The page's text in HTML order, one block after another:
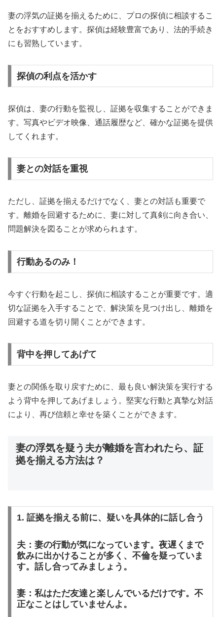
妻の浮気の証拠を揃えるために、プロの探偵に相談するこ
とをおすすめします。探偵は経験豊富であり、法的手続き
にも習熟しています。
探偵の利点を活かす
探偵は、妻の行動を監視し、証拠を収集することができま
す。写真やビデオ映像、通話履歴など、確かな証拠を提供
してくれます。
妻との対話を重視
ただし、証拠を揃えるだけでなく、妻との対話も重要で
す。離婚を回避するために、妻に対して真剣に向き合い、
問題解決を図ることが求められます。
行動あるのみ！
今すぐ行動を起こし、探偵に相談することが重要です。適
切な証拠を入手することで、解決策を見つけ出し、離婚を
回避する道を切り開くことができます。
背中を押してあげて
妻との関係を取り戻すために、最も良い解決策を実行する
よう背中を押してあげましょう。堅実な行動と真摯な対話
により、再び信頼と幸せを築くことができます。
妻の浮気を疑う夫が離婚を言われたら、証
拠を揃える方法は？
1. 証拠を揃える前に、疑いを具体的に話し合う
夫：妻の行動が気になっています。夜遅くまで
飲みに出かけることが多く、不倫を疑っていま
す。話し合ってみましょう。
妻：私はただ友達と楽しんでいるだけです。不
正なことはしていませんよ。